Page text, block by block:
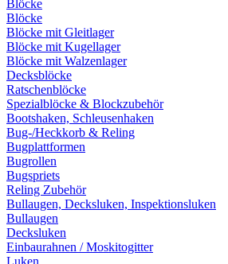
Blöcke
Blöcke
Blöcke mit Gleitlager
Blöcke mit Kugellager
Blöcke mit Walzenlager
Decksblöcke
Ratschenblöcke
Spezialblöcke & Blockzubehör
Bootshaken, Schleusenhaken
Bug-/Heckkorb & Reling
Bugplattformen
Bugrollen
Bugspriets
Reling Zubehör
Bullaugen, Decksluken, Inspektionsluken
Bullaugen
Decksluken
Einbaurahnen / Moskitogitter
Luken